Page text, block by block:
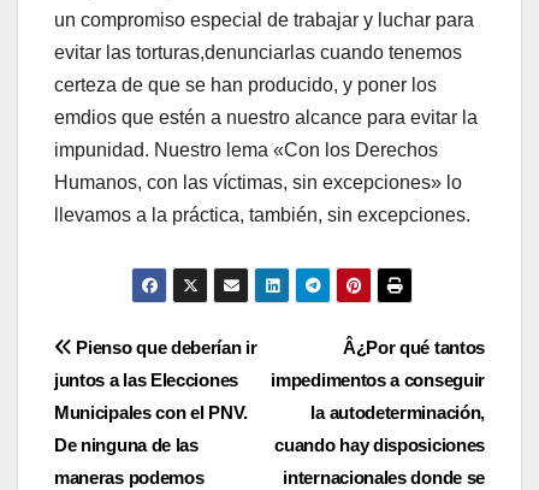
un compromiso especial de trabajar y luchar para
evitar las torturas,denunciarlas cuando tenemos
certeza de que se han producido, y poner los
emdios que estén a nuestro alcance para evitar la
impunidad. Nuestro lema «Con los Derechos
Humanos, con las ví­ctimas, sin excepciones» lo
llevamos a la práctica, también, sin excepciones.
Navegación
de
entradas
Â¿Por qué tantos
impedimentos a conseguir
la autodeterminación,
cuando hay disposiciones
internacionales donde se
Pienso que deberí­an ir
juntos a las Elecciones
Municipales con el PNV.
De ninguna de las
maneras podemos